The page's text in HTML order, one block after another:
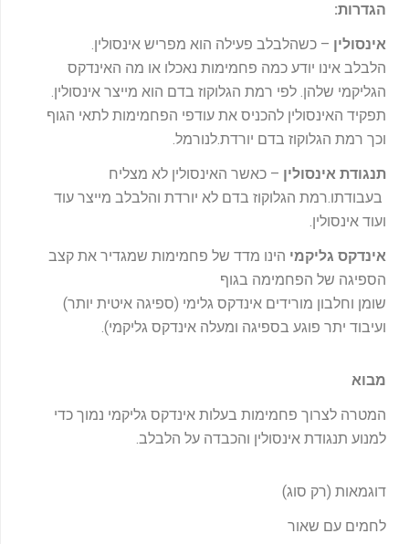
הגדרות:
אינסולין – כשהלבלב פעילה הוא מפריש אינסולין.
הלבלב אינו יודע כמה פחמימות נאכלו או מה האינדקס
הגליקמי שלהן. לפי רמת הגלוקוז בדם הוא מייצר אינסולין.
תפקיד האינסולין להכניס את עודפי הפחמימות לתאי הגוף
וכך רמת הגלוקוז בדם יורדת.לנורמל.
תנגודת אינסולין – כאשר האינסולין לא מצליח
בעבודתו.רמת הגלוקוז בדם לא יורדת והלבלב מייצר עוד
ועוד אינסולין.
אינדקס גליקמי הינו מדד של פחמימות שמגדיר את קצב
הספיגה של הפחמימה בגוף
שומן וחלבון מורידים אינדקס גלימי (ספיגה איטית יותר)
ועיבוד יתר פוגע בספיגה ומעלה אינדקס גליקמי).
מבוא
המטרה לצרוך פחמימות בעלות אינדקס גליקמי נמוך כדי
למנוע תנגודת אינסולין והכבדה על הלבלב.
דוגמאות (רק סוג)
לחמים עם שאור